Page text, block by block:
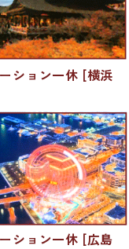
ション一休 [横浜
ション一休 [広島